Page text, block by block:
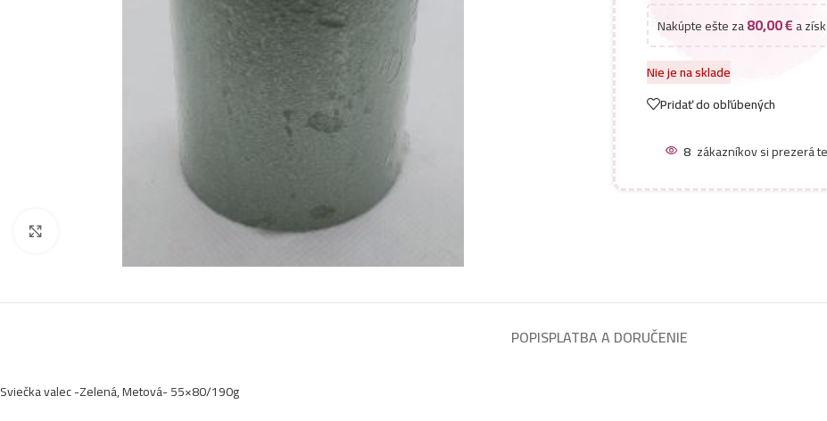
Nakúpte ešte za80,00€a
Nie je na sklade
Pridať do obľúbených
8 zákazníkov si prezerá
POPISPLATBA A DORUČENIE
Sviečka valec -Zelená, Metová- 55×80/190g